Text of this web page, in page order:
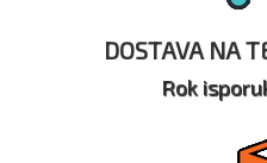
DOSTAVA NA
Rok